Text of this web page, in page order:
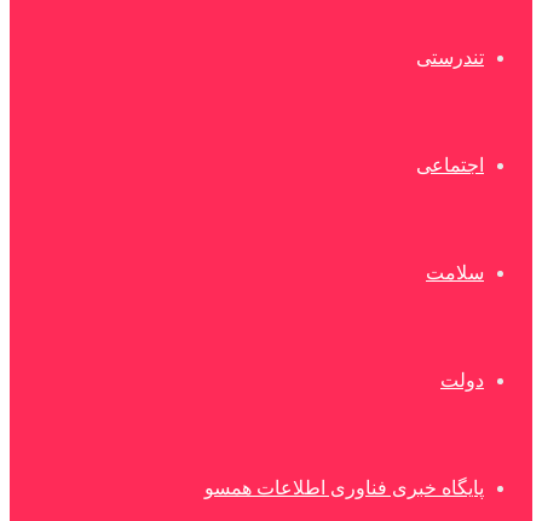
تندرستی
اجتماعی
سلامت
دولت
پایگاه خبری فناوری اطلاعات همسو